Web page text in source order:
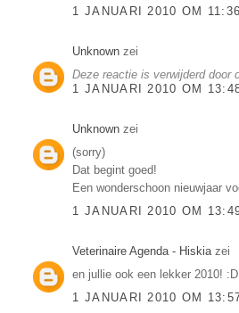
1 JANUARI 2010 OM 11:36
Unknown zei
Deze reactie is verwijderd door
1 JANUARI 2010 OM
Unknown zei
(sorry)
Dat begint goed!
Een wonderschoon nieuwjaar
1 JANUARI 2010 OM
Veterinaire Agenda - Hiskia zei
en jullie ook een lekker 2010! :D
1 JANUARI 2010 OM